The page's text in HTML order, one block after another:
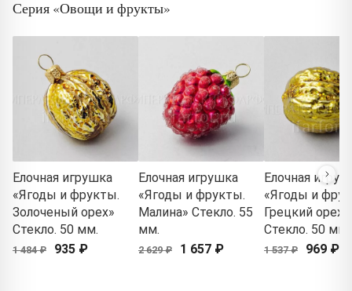
Серия «Овощи и фрукты»
Елочная игрушка
«Ягоды и фрукты.
Золоченый орех»
Стекло. 50 мм.
1 484 ₽ 935 ₽
Елочная игрушка
«Ягоды и фрукты.
Малина» Стекло. 55
мм.
2 629 ₽ 1 657 ₽
Елочная
«Ягоды и
Грецкий орех»
Стекло. 50 мм.
1 537 ₽ 969 ₽